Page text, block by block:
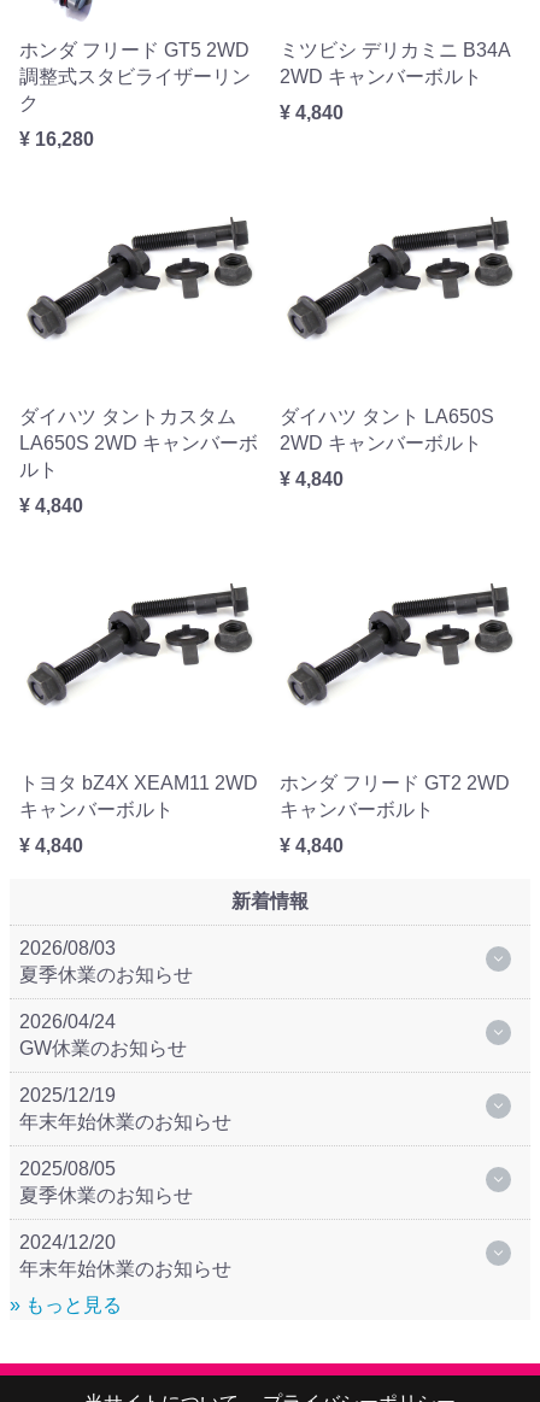
ホンダ フリード GT5 2WD
調整式スタビライザーリン
ク
¥ 16,280
ミツビシ デリカミニ B34A
2WD キャンバーボルト
¥ 4,840
ダイハツ タントカスタム
LA650S 2WD キャンバーボ
ルト
¥ 4,840
ダイハツ タント LA650S
2WD キャンバーボルト
¥ 4,840
トヨタ bZ4X XEAM11 2WD
キャンバーボルト
¥ 4,840
ホンダ フリード GT2 2WD
キャンバーボルト
¥ 4,840
新着情報
2026/08/03
夏季休業のお知らせ
2026/04/24
GW休業のお知らせ
2025/12/19
年末年始休業のお知らせ
2025/08/05
夏季休業のお知らせ
2024/12/20
年末年始休業のお知らせ
» もっと見る